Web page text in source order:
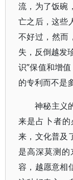
流，为了饭碗
亡之后，这些
不好过，然而
失，反倒越发
识”保值和增
的专利而不是
神秘主义
来是占卜者
来，文化普及
是高深莫测
容，越愿意相